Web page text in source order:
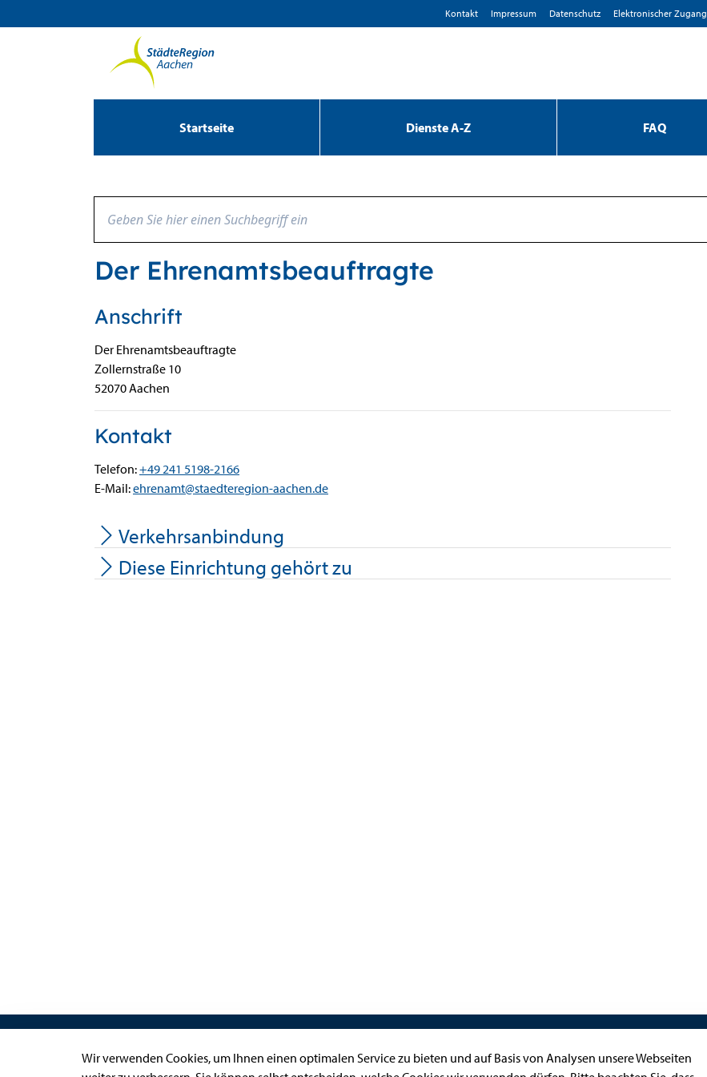
Kontakt Impressum D­atenschutz Elektronischer Zugang
Startseite Dienste A-Z FAQ
Der Ehrenamtsbeauftragte
Anschrift
Der Ehrenamtsbeauftragte
Zollernstraße 10
52070Aachen
Kontakt
Telefon:+49 241 5198-2166
E-Mail:ehrenamt@staedteregion-aachen.de
Verkehrsanbindung
Diese Einrichtung gehört zu
Links Kontakt
Wir verwenden Cookies, um Ihnen einen optimalen Service zu bieten und auf Basis von Analysen unsere Webseiten